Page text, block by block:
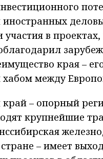
участия в
края –
хабом между
край – опорный
крупнейшие
– имеет